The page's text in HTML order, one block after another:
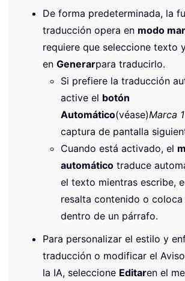
De forma predeterminada, la
traducción opera en modo
requiere que seleccione texto
en Generarpara traducirlo.
Si prefiere la traducción
active el botón
Automático(véase)Marca 1
captura de pantalla
Cuando está activado, el
automático traduce
el texto mientras escribe,
resalta contenido o
dentro de un párrafo.
Para personalizar el estilo y
traducción o modificar el
la IA, seleccione Editaren el